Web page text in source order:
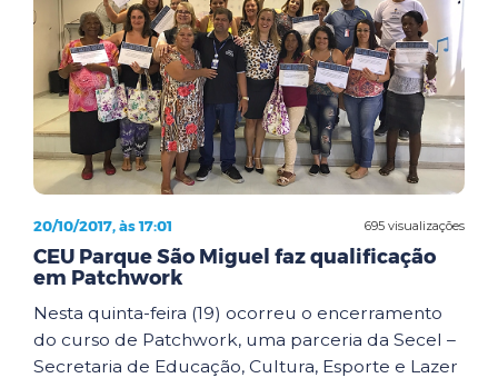
695 visualizações
20/10/2017, às 17:01
CEU Parque São Miguel faz qualificação
em Patchwork
Nesta quinta-feira (19) ocorreu o encerramento
do curso de Patchwork, uma parceria da Secel –
Secretaria de Educação, Cultura, Esporte e Lazer